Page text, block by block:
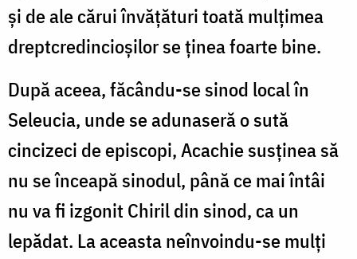
și de ale cărui învățături toată mulțimea
dreptcredincioșilor se ținea foarte bine.
După aceea, făcându-se sinod local în
Seleucia, unde se adunaseră o sută
cincizeci de episcopi, Acachie susținea să
nu se înceapă sinodul, până ce mai întâi
nu va fi izgonit Chiril din sinod, ca un
lepădat. La aceasta neînvoindu-se mulți